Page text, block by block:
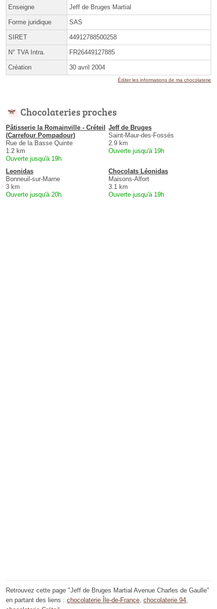
Enseigne Jeff de Bruges Martial
Forme juridique SAS
SIRET 44912788500258
N° TVA Intra. FR26449127885
Création 30 avril 2004
Éditer les informations de ma chocolaterie
Chocolateries proches
Pâtisserie la Romainville - Créteil
(Carrefour Pompadour)
Rue de la Basse Quinte
1.2 km
Ouverte jusqu'à 19h
Jeff de Bruges
Saint-Maur-des-Fossés
2.9 km
Ouverte jusqu'à 19h
Leonidas
Bonneuil-sur-Marne
3 km
Ouverte jusqu'à 20h
Chocolats Léonidas
Maisons-Alfort
3.1 km
Ouverte jusqu'à 19h
Retrouvez cette page "Jeff de Bruges Martial Avenue Charles de Gaulle"
en partant des liens : chocolaterie Île-de-France chocolaterie 94